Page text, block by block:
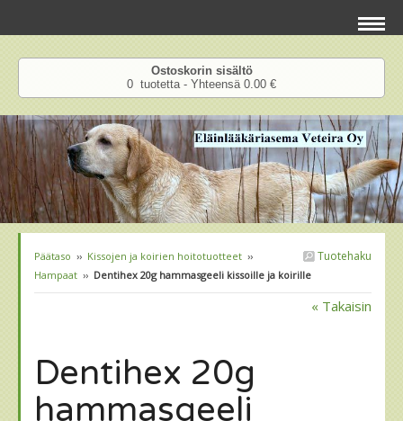
Ostoskorin sisältö
0 tuotetta - Yhteensä 0.00 €
Tuotehaku
Päätaso ›› Kissojen ja koirien hoitotuotteet ››
Hampaat ›› Dentihex 20g hammasgeeli kissoille ja koirille
« Takaisin
Dentihex 20g
hammasgeeli